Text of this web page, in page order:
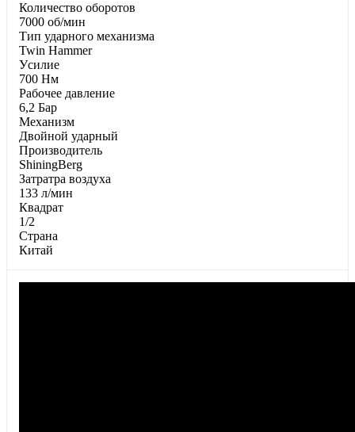
Количество оборотов
7000 об/мин
Тип ударного механизма
Twin Hammer
Уcилиe
700 Нм
Paбoчee дaвлeниe
6,2 Бар
Механизм
Двойной ударный
Производитель
ShiningBerg
Затратра воздуха
133 л/мин
Квадрат
1/2
Страна
Китай